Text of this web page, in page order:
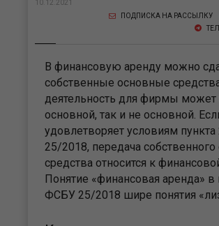
10.12.2021
ПОДПИСКА НА РАССЫЛКУ
В финансовую аренду можно
собственные основные
деятельность для фирмы может
основной, так и не основной.
удовлетворяет условиям
25/2018, передача собственного
средства относится к
Понятие «финансовая аренда» в
ФСБУ 25/2018 шире понятия